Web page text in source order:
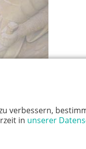
verbessern,
in unserer